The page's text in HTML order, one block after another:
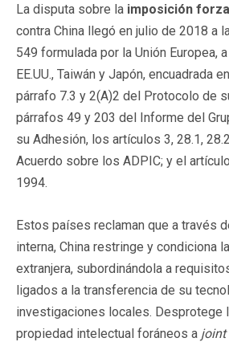
La disputa sobre la imposición
contra China llegó en julio de 2018 a
549 formulada por la Unión Europea,
EE.UU., Taiwán y Japón, encuadrada
párrafo 7.3 y 2(A)2 del Protocolo de
párrafos 49 y 203 del Informe del
su Adhesión, los artículos 3, 28.1,
Acuerdo sobre los ADPIC; y el
1994.
Estos países reclaman que a través
interna, China restringe y condiciona
extranjera, subordinándola a
ligados a la transferencia de su
investigaciones locales. Desprotege
propiedad intelectual foráneos a joint